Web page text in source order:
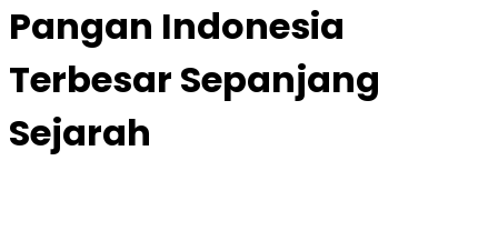
Pangan Indonesia
Terbesar Sepanjang
Sejarah